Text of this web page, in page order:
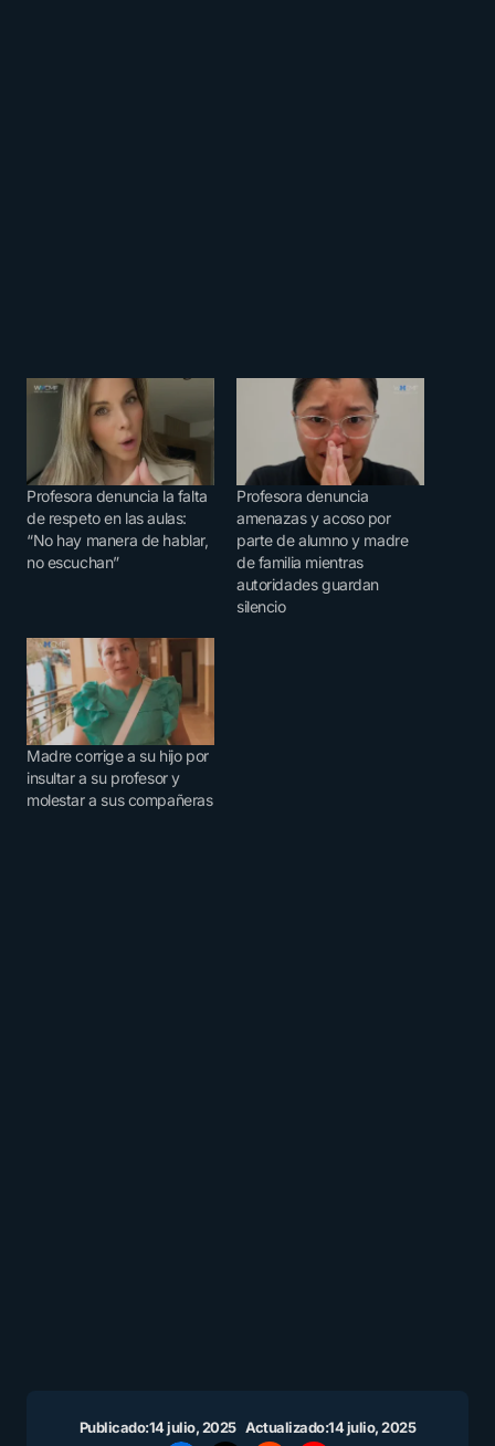
Profesora denuncia la falta
de respeto en las aulas:
“No hay manera de hablar,
no escuchan”
Profesora denuncia
amenazas y acoso por
parte de alumno y madre
de familia mientras
autoridades guardan
silencio
Madre corrige a su hijo por
insultar a su profesor y
molestar a sus compañeras
Publicado:14 julio, 2025 Actualizado:14 julio, 2025